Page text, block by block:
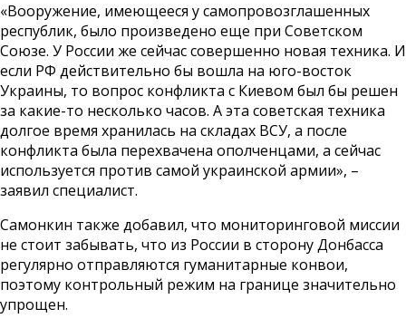
«Вооружение, имеющееся у самопровозглашенных
республик, было произведено еще при Советском
Союзе. У России же сейчас совершенно новая техника. И
если РФ действительно бы вошла на юго-восток
Украины, то вопрос конфликта с Киевом был бы решен
за какие-то несколько часов. А эта советская техника
долгое время хранилась на складах ВСУ, а после
конфликта была перехвачена ополченцами, а сейчас
используется против самой украинской армии», –
заявил специалист.
Самонкин также добавил, что мониторинговой миссии
не стоит забывать, что из России в сторону Донбасса
регулярно отправляются гуманитарные конвои,
поэтому контрольный режим на границе значительно
упрощен.